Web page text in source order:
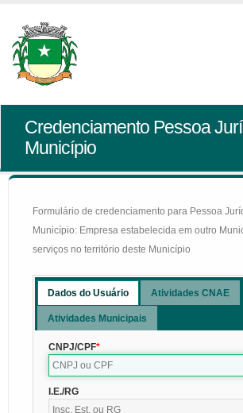
Credenciamento Pessoa
Município
Formulário de credenciamento para Pessoa
Município: Empresa estabelecida em outro
serviços no território deste Município
Dados do Usuário Atividades CNAE
Atividades Municipais
CNPJ/CPF
I.E./RG